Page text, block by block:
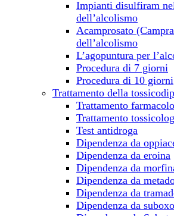
Impianti disulfiram
dell’alcolismo
Acamprosato
dell’alcolismo
L’agopuntura per
Procedura di 7 giorni
Procedura di 10 giorni
Trattamento della
Trattamento
Trattamento
Test antidroga
Dipendenza da
Dipendenza da eroina
Dipendenza da
Dipendenza da
Dipendenza da
Dipendenza da